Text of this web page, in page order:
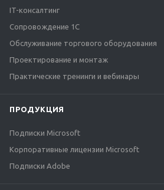
IT-консалтинг
Сопровождение 1С
Обслуживание торгового оборудования
Проектирование и монтаж
Практические тренинги и вебинары
ПРОДУКЦИЯ
Подписки Microsoft
Корпоративные лицензии Microsoft
Подписки Adobe